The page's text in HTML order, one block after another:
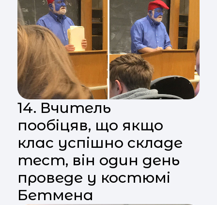
14. Вчитель
пообіцяв, що якщо
клас успішно складе
тест, він один день
проведе у костюмі
Бетмена